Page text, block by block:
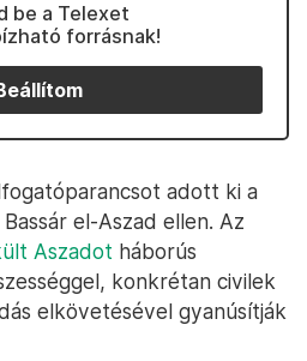
be a Telexet
forrásnak!
adott ki a
el-Aszad ellen. Az
Aszadot háborús
konkrétan civilek
elkövetésével gyanúsítják